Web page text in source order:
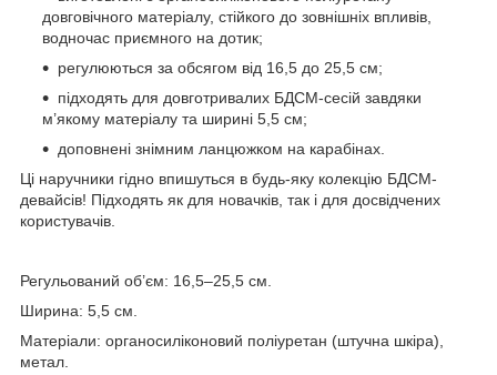
довговічного матеріалу, стійкого до зовнішніх впливів,
водночас приємного на дотик;
регулюються за обсягом від 16,5 до 25,5 см;
підходять для довготривалих БДСМ-сесій завдяки
м’якому матеріалу та ширині 5,5 см;
доповнені знімним ланцюжком на карабінах.
Ці наручники гідно впишуться в будь-яку колекцію БДСМ-
девайсів! Підходять як для новачків, так і для досвідчених
користувачів.
Регульований об’єм: 16,5–25,5 см.
Ширина: 5,5 см.
Матеріали: органосиліконовий поліуретан (штучна шкіра),
метал.